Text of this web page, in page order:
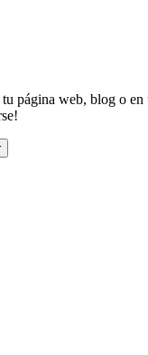
tu página web, blog o